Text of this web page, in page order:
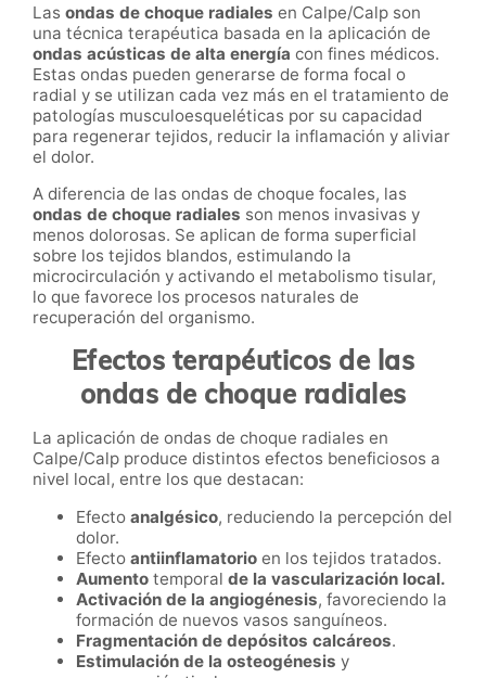
Las ondas de choque radiales en Calpe/Calp son
una técnica terapéutica basada en la aplicación de
ondas acústicas de alta energía con fines médicos.
Estas ondas pueden generarse de forma focal o
radial y se utilizan cada vez más en el tratamiento de
patologías musculoesqueléticas por su capacidad
para regenerar tejidos, reducir la inflamación y aliviar
el dolor.
A diferencia de las ondas de choque focales, las
ondas de choque radiales son menos invasivas y
menos dolorosas. Se aplican de forma superficial
sobre los tejidos blandos, estimulando la
microcirculación y activando el metabolismo tisular,
lo que favorece los procesos naturales de
recuperación del organismo.
Efectos terapéuticos de las
ondas de choque radiales
La aplicación de ondas de choque radiales en
Calpe/Calp produce distintos efectos beneficiosos a
nivel local, entre los que destacan:
Efecto analgésico, reduciendo la percepción del
dolor.
Efecto antiinflamatorio en los tejidos tratados.
Aumento temporal de la vascularización local.
Activación de la angiogénesis, favoreciendo la
formación de nuevos vasos sanguíneos.
Fragmentación de depósitos calcáreos.
Estimulación de la osteogénesis y